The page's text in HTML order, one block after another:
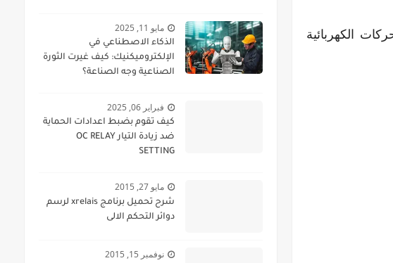
الكهربائية
مايو 11, 2025
الذكاء الاصطناعي في
الإلكتروميكنيك: كيف غيرت الثورة
الصناعية وجه الصناعة؟
فبراير 06, 2025
كيف تقوم بضبط اعدادات الحماية
ضد زيادة التيار OC RELAY
SETTING
مايو 27, 2015
شرح تحميل برنامج xrelais لرسم
دوائر التحكم الالى
نوفمبر 15, 2015